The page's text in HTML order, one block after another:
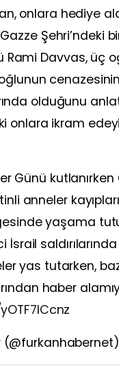
onlara hediye
Şehri’ndeki
Rami Davvas, üç
olduğunu
onlara ikram
Günü kutlanırken
anneler
yaşama
İsrail
yas tutarken,
haber
(@furkanhabernet)